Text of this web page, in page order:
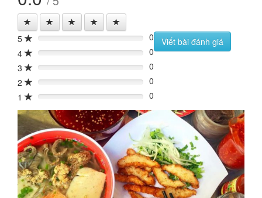
5 0%
0
4
0%
0
3
0%
0
2
0%
0
1
0% 0
Viết bài đánh giá